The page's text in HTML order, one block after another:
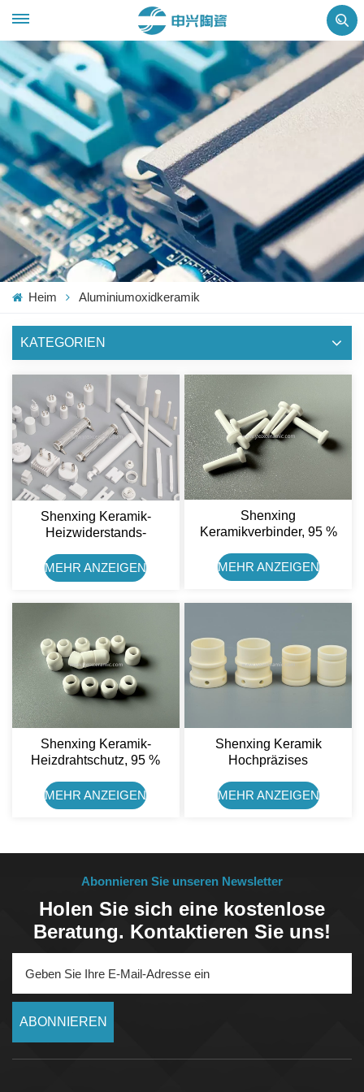
Heim Aluminiumoxidkeramik
KATEGORIEN
Shenxing Keramik-
Heizwiderstands-
Aluminiumoxid-
Keramikhalter
MEHR ANZEIGEN
Shenxing
Keramikverbinder, 95 %
MEHR ANZEIGEN
Shenxing Keramik-
Heizdrahtschutz, 95 %
Keramikperlen
MEHR ANZEIGEN
Shenxing Keramik
Hochpräzises
99%
Aluminiumoxidkeramik Für
MEHR ANZEIGEN
Abonnieren Sie unseren Newsletter
Holen Sie sich eine kostenlose
Beratung. Kontaktieren Sie uns!
ABONNIEREN